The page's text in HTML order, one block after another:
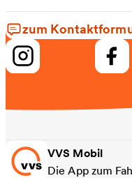
zum
VVS Mobil
Die App zum